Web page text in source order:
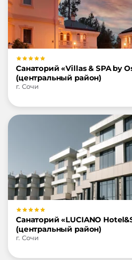
Санаторий «Villas & SPA by
(центральный район)
г. Сочи
Санаторий «LUCIANO
(центральный район)
г. Сочи